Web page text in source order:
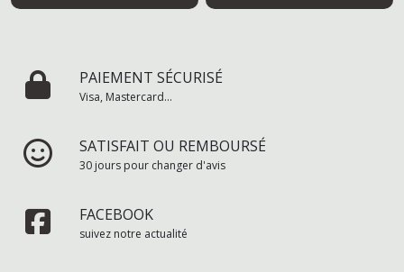
PAIEMENT SÉCURISÉ
Visa, Mastercard...
SATISFAIT OU REMBOURSÉ
30 jours pour changer d'avis
FACEBOOK
suivez notre actualité